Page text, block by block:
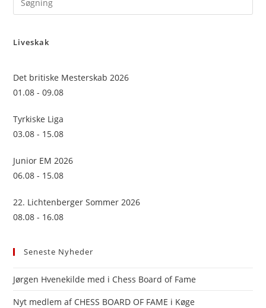
Liveskak
Det britiske Mesterskab 2026
01.08 - 09.08
Tyrkiske Liga
03.08 - 15.08
Junior EM 2026
06.08 - 15.08
22. Lichtenberger Sommer 2026
08.08 - 16.08
Seneste Nyheder
Jørgen Hvenekilde med i Chess Board of Fame
Nyt medlem af CHESS BOARD OF FAME i Køge